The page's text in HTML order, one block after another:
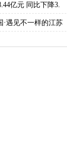
亿元 同比下降3.
遇见不一样的江苏